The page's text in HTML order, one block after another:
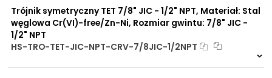
Trójnik symetryczny TET 7/8" JIC - 1/2" NPT, Materiał: Stal
węglowa Cr(VI)-free/Zn-Ni, Rozmiar gwintu: 7/8" JIC -
1/2" NPT
HS-TRO-TET-JIC-NPT-CRV-7/8JIC-1/2NPT